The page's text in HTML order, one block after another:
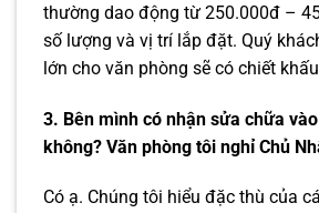
thường dao động từ 250.000đ –
số lượng và vị trí lắp đặt. Quý
lớn cho văn phòng sẽ có chiết
3. Bên mình có nhận sửa chữa
không? Văn phòng tôi nghỉ Chủ
Có ạ. Chúng tôi hiểu đặc thù của